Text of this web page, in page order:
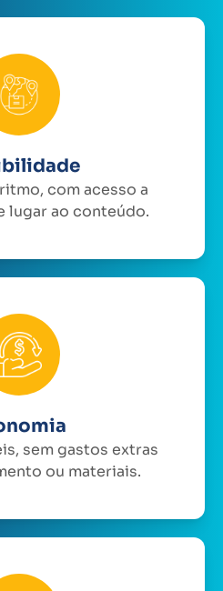
com acesso a
lugar ao conteúdo.
sem gastos extras
ou materiais.